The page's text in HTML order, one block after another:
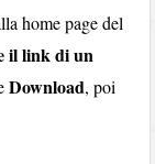
home page del
il link di un
Download, poi